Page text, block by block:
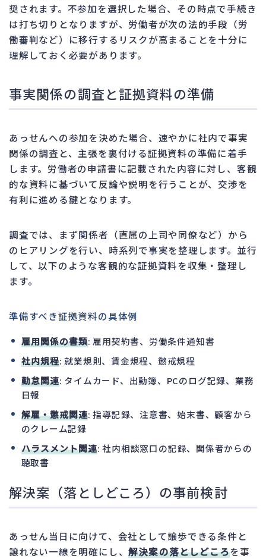
奨されます。不参加を選択した場合、その時点で手続き
は打ち切りとなりますが、労働者が次の法的手段（労
働審判など）に移行するリスクが高まることを十分に
理解しておく必要があります。
事実関係の調査と証拠資料の準備
あっせんへの参加を決めた場合、速やかに社内で事実
関係の調査と、主張を裏付ける証拠資料の準備に着手
します。労働者の申請書に記載された内容に対し、客観
的な資料に基づいて反論や説明を行うことが、交渉を
有利に進める鍵となります。
調査では、まず関係者（直属の上司や同僚など）から
のヒアリングを行い、時系列で事実を整理します。並行
して、以下のような客観的な証拠資料を収集・整理し
ます。
準備すべき証拠資料の具体例
雇用関係の書類: 雇用契約書、労働条件通知書
社内規程: 就業規則、賃金規程、懲戒規程
勤怠関連: タイムカード、出勤簿、PCのログ記録、業務
日報
解雇・懲戒関連: 指導記録、注意書、始末書、顧客から
のクレーム記録
ハラスメント関連: 社内相談窓口の記録、関係者からの
聴取書
解決案（落としどころ）の事前検討
あっせん当日に向けて、会社として譲歩できる条件と
譲れない一線を明確にし、解決案の落としどころを事